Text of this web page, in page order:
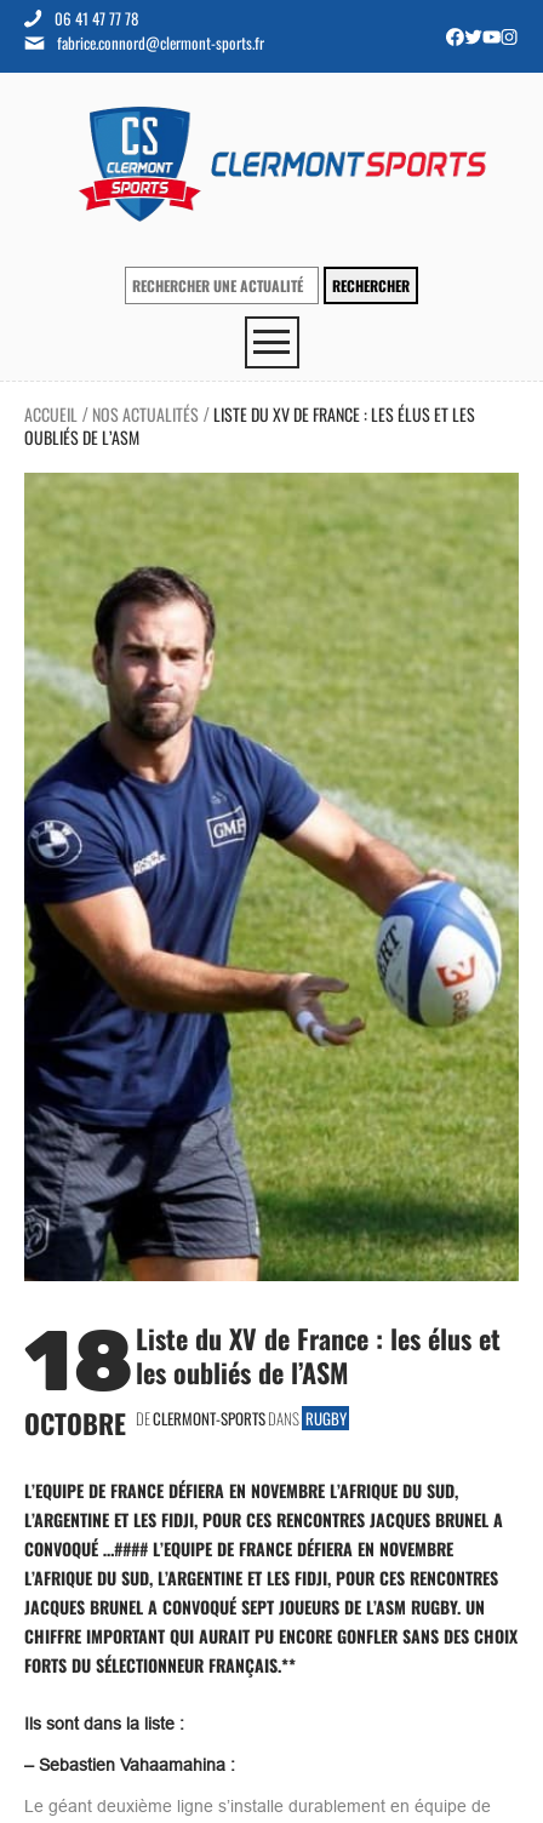
06 41 47 77 78
fabrice.connord@clermont-sports.fr
ACCUEIL / NOS ACTUALITÉS /LISTE DU XV DE FRANCE : LES ÉLUS ET LES
OUBLIÉS DE L’ASM
18
OCTOBRE
Liste du XV de France : les élus et
les oubliés de l’ASM
DECLERMONT-SPORTSDANS RUGBY
L’EQUIPE DE FRANCE DÉFIERA EN NOVEMBRE L’AFRIQUE DU SUD,
L’ARGENTINE ET LES FIDJI, POUR CES RENCONTRES JACQUES BRUNEL A
CONVOQUÉ …####L’EQUIPE DE FRANCE DÉFIERA EN NOVEMBRE
L’AFRIQUE DU SUD, L’ARGENTINE ET LES FIDJI, POUR CES RENCONTRES
JACQUES BRUNEL A CONVOQUÉ SEPT JOUEURS DE L’ASM RUGBY. UN
CHIFFRE IMPORTANT QUI AURAIT PU ENCORE GONFLER SANS DES CHOIX
FORTS DU SÉLECTIONNEUR FRANÇAIS.**
Ils sont dans la liste :
– Sebastien Vahaamahina :
Le géant deuxième ligne s’installe durablement en équipe de